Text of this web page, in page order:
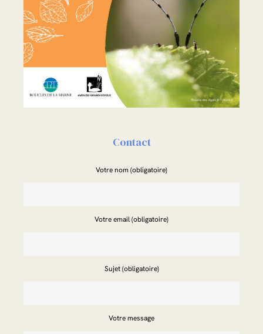
Contact
Votre nom (obligatoire)
Votre email (obligatoire)
Sujet (obligatoire)
Votre message